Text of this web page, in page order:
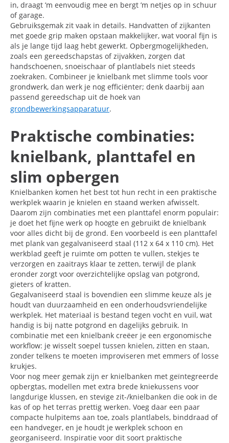
in, draagt ’m eenvoudig mee en bergt ’m netjes op in schuur
of garage.
Gebruiksgemak zit vaak in details. Handvatten of zijkanten
met goede grip maken opstaan makkelijker, wat vooral fijn is
als je lange tijd laag hebt gewerkt. Opbergmogelijkheden,
zoals een gereedschapstas of zijvakken, zorgen dat
handschoenen, snoeischaar of plantlabels niet steeds
zoekraken. Combineer je knielbank met slimme tools voor
grondwerk, dan werk je nog efficiënter; denk daarbij aan
passend gereedschap uit de hoek van
grondbewerkingsapparatuur.
Praktische combinaties:
knielbank, planttafel en
slim opbergen
Knielbanken komen het best tot hun recht in een praktische
werkplek waarin je knielen en staand werken afwisselt.
Daarom zijn combinaties met een planttafel enorm populair:
je doet het fijne werk op hoogte en gebruikt de knielbank
voor alles dicht bij de grond. Een voorbeeld is een planttafel
met plank van gegalvaniseerd staal (112 x 64 x 110 cm). Het
werkblad geeft je ruimte om potten te vullen, stekjes te
verzorgen en zaaitrays klaar te zetten, terwijl de plank
eronder zorgt voor overzichtelijke opslag van potgrond,
gieters of kratten.
Gegalvaniseerd staal is bovendien een slimme keuze als je
houdt van duurzaamheid en een onderhoudsvriendelijke
werkplek. Het materiaal is bestand tegen vocht en vuil, wat
handig is bij natte potgrond en dagelijks gebruik. In
combinatie met een knielbank creëer je een ergonomische
workflow: je wisselt soepel tussen knielen, zitten en staan,
zonder telkens te moeten improviseren met emmers of losse
krukjes.
Voor nog meer gemak zijn er knielbanken met geïntegreerde
opbergtas, modellen met extra brede kniekussens voor
langdurige klussen, en stevige zit-/knielbanken die ook in de
kas of op het terras prettig werken. Voeg daar een paar
compacte hulpitems aan toe, zoals plantlabels, binddraad of
een handveger, en je houdt je werkplek schoon en
georganiseerd. Inspiratie voor dit soort praktische